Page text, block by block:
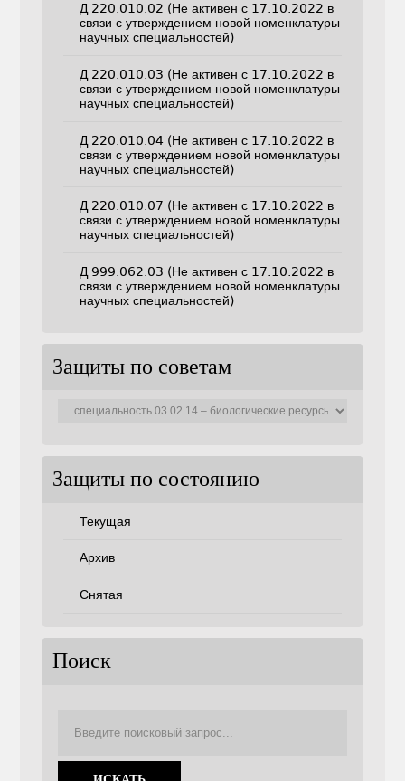
Д 220.010.02 (Не активен с 17.10.2022 в
связи с утверждением новой номенклатуры
научных специальностей)
Д 220.010.03 (Не активен с 17.10.2022 в
связи с утверждением новой номенклатуры
научных специальностей)
Д 220.010.04 (Не активен с 17.10.2022 в
связи с утверждением новой номенклатуры
научных специальностей)
Д 220.010.07 (Не активен с 17.10.2022 в
связи с утверждением новой номенклатуры
научных специальностей)
Д 999.062.03 (Не активен с 17.10.2022 в
связи с утверждением новой номенклатуры
научных специальностей)
Защиты по советам
Защиты по состоянию
Текущая
Архив
Снятая
Поиск